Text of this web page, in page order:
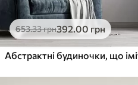
653.33грн392.00 грн